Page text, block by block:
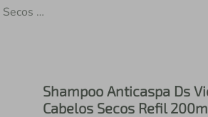
Shampoo Anticaspa Ds Vichy Dercos Cabelos Secos Refil 200ml
Shampoo Anticaspa Ds
Cabelos Secos Refil